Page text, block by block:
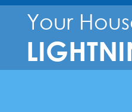
Your